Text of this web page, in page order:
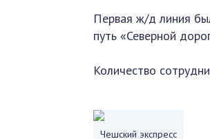
Первая ж/д линия
путь «Северной
Количество
Чешский экспресс